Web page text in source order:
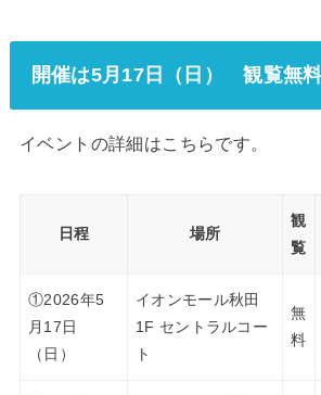
開催は5月17日（日） 観覧無
イベントの詳細はこちらです。
日程 場所
観
覧
①2026年5
月17日
（日）
イオンモール秋田
1F セントラルコー
ト
無
料